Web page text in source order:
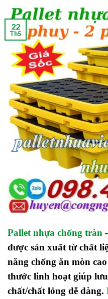
22
Th5
Pallet nhựa chống tràn
được sản xuất từ chất
năng chống ăn mòn
thước linh hoạt giúp
chất/chất lỏng dễ dàng.